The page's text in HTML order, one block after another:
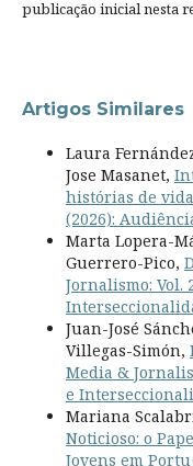
publicação inicial nesta
Artigos Similares
Laura
Jose Masanet,
histórias de vida
(2026):
Marta Lopera-
Guerrero-Pico,
Jornalismo: Vol.
Juan-José
Villegas-Simón,
Media &
e
Mariana
Noticioso: o
Jovens em